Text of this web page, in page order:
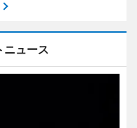
ニュース